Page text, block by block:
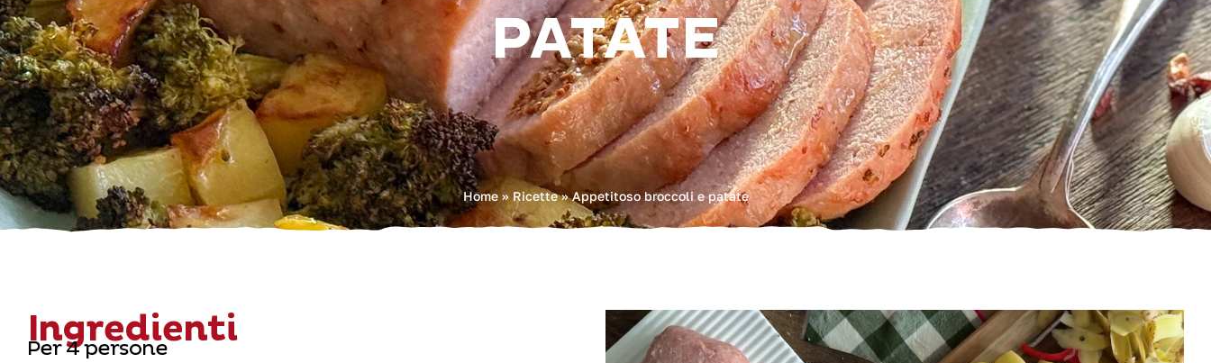
PATATE
Home» Ricette»Appetitoso broccoli e patate
Ingredienti
Per 4 persone